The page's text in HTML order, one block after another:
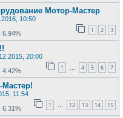
Мотор-Мастер
10:50
1 2 3
6.94%
20:00
1 … 4 5 6 7
4.42%
Мастер!
11:54
1 … 12 13 14 15
6.31%